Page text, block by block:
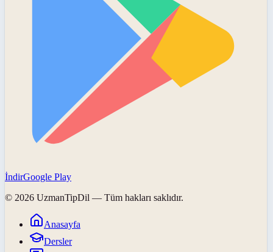
İndirGoogle Play
© 2026 UzmanTipDil — Tüm hakları saklıdır.
Anasayfa
Dersler